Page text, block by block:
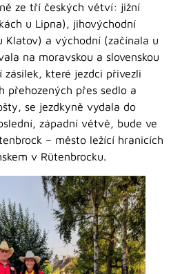
ze tří českých větví: jižní
u Lipna), jihovýchodní
Klatov) a východní (začínala u
na moravskou a slovenskou
které jezdci přivezli
přehozených přes sedlo a
se jezdkyně vydala do
západní větvě, bude ve
– město ležící hranicích
v Rütenbrocku.